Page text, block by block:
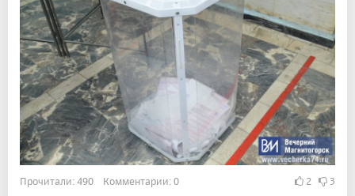
Прочитали: 490 Комментарии: 0 2 3